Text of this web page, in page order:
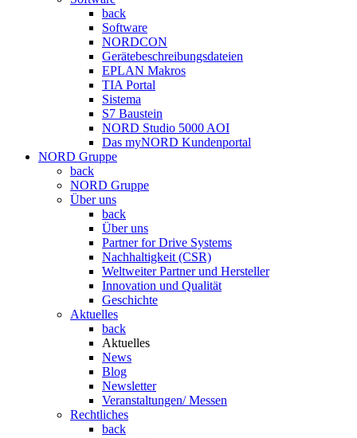
back
Software
NORDCON
Gerätebeschreibungsdateien
EPLAN Makros
TIA Portal
Sistema
S7 Baustein
NORD Studio 5000 AOI
Das myNORD Kundenportal
NORD Gruppe
back
NORD Gruppe
Über uns
back
Über uns
Partner for Drive Systems
Nachhaltigkeit (CSR)
Weltweiter Partner und Hersteller
Innovation und Qualität
Geschichte
Aktuelles
back
Aktuelles
News
Blog
Newsletter
Veranstaltungen/ Messen
Rechtliches
back